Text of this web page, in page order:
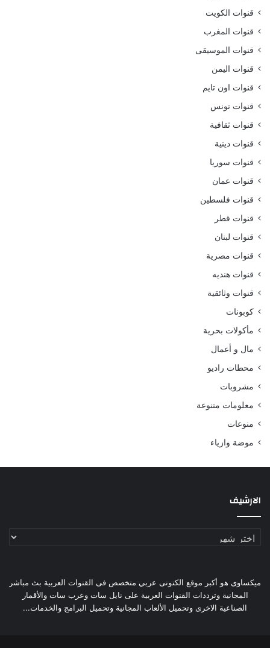
قنوات الكويت
قنوات المغرب
قنوات الموسيقى
قنوات اليمن
قنوات اون تايم
قنوات تونس
قنوات ثقافية
قنوات دينية
قنوات سوريا
قنوات عمان
قنوات فلسطين
قنوات قطر
قنوات لبنان
قنوات مصرية
قنوات هنديه
قنوات وثائقية
كوبونات
مأكولات بحرية
مال و أعمال
محطات راديو
مشروبات
معلومات متنوعة
منوعات
موضة وازياء
الارشيف
الارشيف
ميكساوى هو أكبر موقع الكتونى عربي متخصص فى القنوات العربية بث مباشر
المجانية وترددات القنوات العربية على نايل سات وعرب سات والأقمار
الصناعية الاخرى وتحميل الألعاب المجانية وتحميل البرامج والخدمات...